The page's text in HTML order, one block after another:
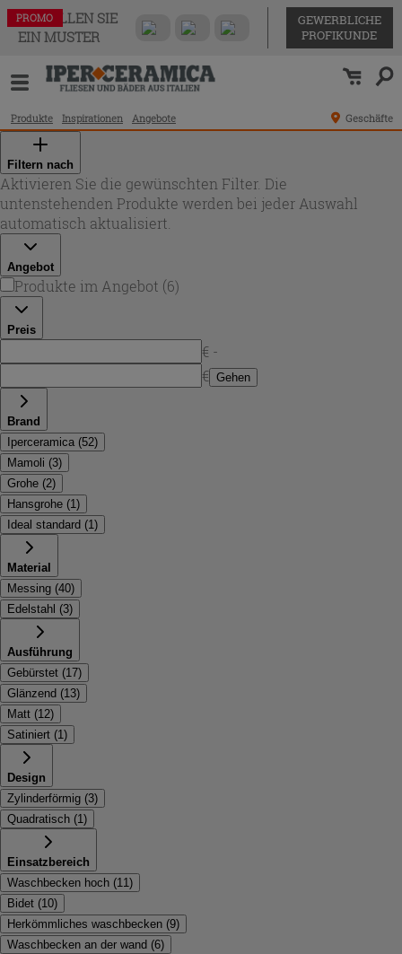
BESTELLEN SIE
EIN MUSTER
GEWERBLICHE
PROFIKUNDE
Produkte Inspirationen Angebote Geschäfte
Filtern nach
Aktivieren Sie die gewünschten Filter. Die
untenstehenden Produkte werden bei jeder Auswahl
automatisch aktualisiert.
Angebot
Produkte im Angebot (6)
Preis
€ -
€ Gehen
Brand
Iperceramica (52)
Mamoli (3)
Grohe (2)
Hansgrohe (1)
Ideal standard (1)
Material
Messing (40)
Edelstahl (3)
Ausführung
Gebürstet (17)
Glänzend (13)
Matt (12)
Satiniert (1)
Design
Zylinderförmig (3)
Quadratisch (1)
Einsatzbereich
Waschbecken hoch (11)
Bidet (10)
Herkömmliches waschbecken (9)
Waschbecken an der wand (6)
PROMO
PROMO
PROMO
PROMO
PROMO
PROMO